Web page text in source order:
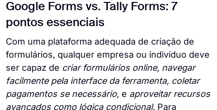
Google Forms vs. Tally Forms: 7
pontos essenciais
Com uma plataforma adequada de criação de
formulários, qualquer empresa ou indivíduo deve
ser capaz de criar formulários online, navegar
facilmente pela interface da ferramenta, coletar
pagamentos se necessário, e aproveitar recursos
avançados como lógica condicional. Para